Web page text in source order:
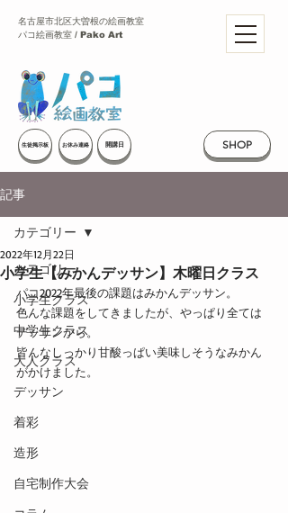
SHOP
名古屋市北区大曽根の絵画教室
パコ絵画教室 / Pako Art
生徒掲示板 お休み連絡 開講日
記事
カテゴリー
小学生クラス
中学生クラス
大人クラス
デッサン
着彩
造形
自宅制作大会
カテゴリー
小学生【みかんデッサン】木曜日クラス
2022年12月22日
パコ2022年最後の課題はみかんデッサン。
色んな課題をしてきましたが、やっぱり全ては
デッサンから。
皆んなしっかり甘酸っぱい美味しそうなみかん
がかけました。